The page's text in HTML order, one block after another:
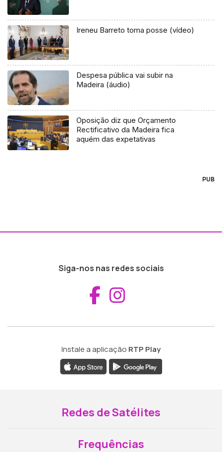
Ireneu Barreto toma posse (vídeo)
Despesa pública vai subir na
Madeira (áudio)
Oposição diz que Orçamento
Rectificativo da Madeira fica
aquém das expetativas
PUB
Siga-nos nas redes sociais
Aceder ao
Instale a aplicação RTP Play
Redes de Satélites
Frequências